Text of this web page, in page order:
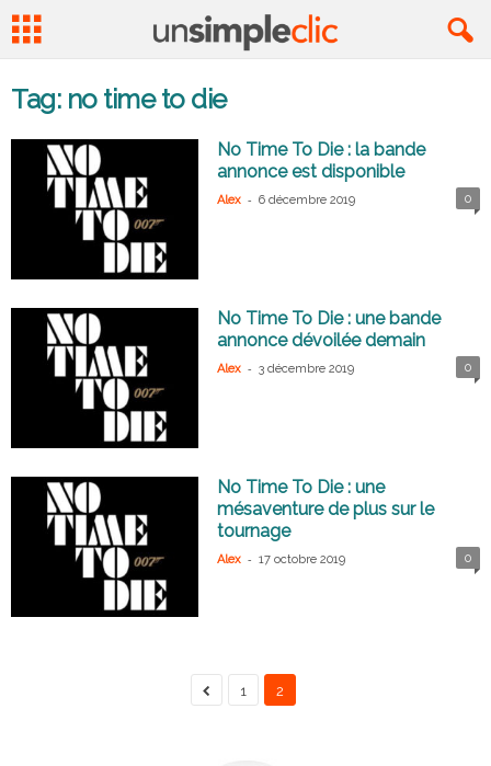
Tag: no time to die
No Time To Die : la bande
annonce est disponible
Alex - 6 décembre 2019 0
No Time To Die : une bande
annonce dévoilée demain
Alex - 3 décembre 2019 0
No Time To Die : une
mésaventure de plus sur le
tournage
Alex - 17 octobre 2019 0
1 2